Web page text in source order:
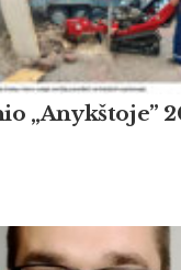
„Anykštoje”